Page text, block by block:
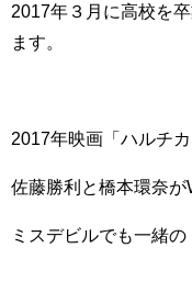
2017年３月に高校を
ます。
2017年映画「ハルチカ
佐藤勝利と橋本環奈が
ミスデビルでも一緒の